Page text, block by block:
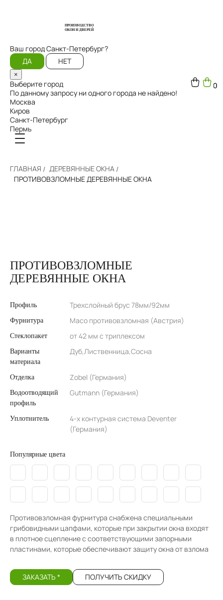
ПРОИЗВОДСТВО
ОКОН И ДВЕРЕЙ
Ваш городСанкт-Петербург?
ДА
НЕТ
×
Выберите город
По данному запросу ни одного города не найдено!
Москва
Киров
Санкт-Петербург
Пермь
0
0
ГЛАВНАЯ
ДЕРЕВЯННЫЕ ОКНА
ПРОТИВОВЗЛОМНЫЕ ДЕРЕВЯННЫЕ ОКНА
ПРОТИВОВЗЛОМНЫЕ
ДЕРЕВЯННЫЕ ОКНА
Профиль Трехслойный брус 78мм/92мм
Фурнитура Maco противовзломная (Австрия)
Стеклопакет от 42 мм с триплексом
Варианты
материала
Дуб,Лиственница,Сосна
Отделка Zobel (Германия)
Водоотводящий
профиль
Gutmann (Германия)
Уплотнитель
4-х контурная система Deventer
(Германия)
Популярные цвета
Противовзломная фурнитура снабжена специальными
грибовидными цапфами, которые при закрытии окна входят
в плотное сцепление с соответствующими запорными
пластинами, которые обеспечивают защиту окна от взлома
ЗАКАЗАТЬ * ПОЛУЧИТЬ СКИДКУ